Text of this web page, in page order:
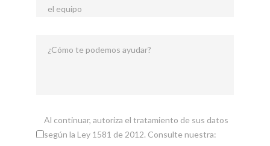
el equipo
¿Cómo te podemos ayudar?
Al continuar, autoriza el tratamiento de sus datos
según la Ley 1581 de 2012. Consulte nuestra: